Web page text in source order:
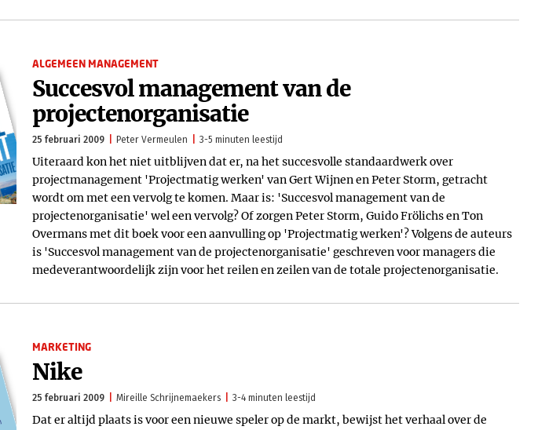
ALGEMEEN MANAGEMENT
Succesvol management van de
projectenorganisatie
25 februari 2009 Peter Vermeulen 3-5 minuten leestijd
Uiteraard kon het niet uitblijven dat er, na het succesvolle standaardwerk over
projectmanagement 'Projectmatig werken' van Gert Wijnen en Peter Storm, getracht
wordt om met een vervolg te komen. Maar is: 'Succesvol management van de
projectenorganisatie' wel een vervolg? Of zorgen Peter Storm, Guido Frölichs en Ton
Overmans met dit boek voor een aanvulling op 'Projectmatig werken'? Volgens de auteurs
is 'Succesvol management van de projectenorganisatie' geschreven voor managers die
medeverantwoordelijk zijn voor het reilen en zeilen van de totale projectenorganisatie.
MARKETING
Nike
25 februari 2009 Mireille Schrijnemaekers 3-4 minuten leestijd
Dat er altijd plaats is voor een nieuwe speler op de markt, bewijst het verhaal over de